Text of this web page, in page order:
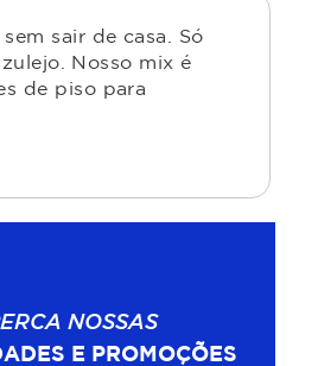
sair de casa. Só
Nosso mix é
de piso para
NOSSAS
E PROMOÇÕES